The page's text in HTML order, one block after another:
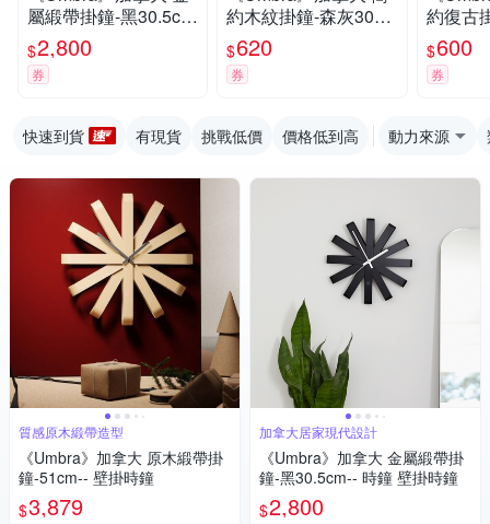
屬緞帶掛鐘-黑30.5cm
-- 時鐘 壁掛時鐘
$2,800
券
約木紋掛鐘-森灰30cm
-- 壁掛 時鐘
$620
券
約復古
cm--
$600
券
快速到貨 有現貨 挑戰低價 價格低到高 動力來源
質感原木緞帶造型
《Umbra》加拿大 原木緞帶掛
鐘-51cm-- 壁掛時鐘
$3,879
加拿大居家現代設計
《Umbra》加拿大 金屬緞帶掛
鐘-黑30.5cm-- 時鐘 壁掛時鐘
$2,800